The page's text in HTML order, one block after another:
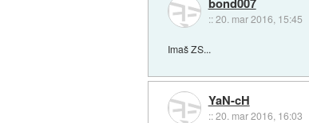
::20. mar 2016, 15:45
Imaš ZS...
YaN-cH
::20. mar 2016, 16:03